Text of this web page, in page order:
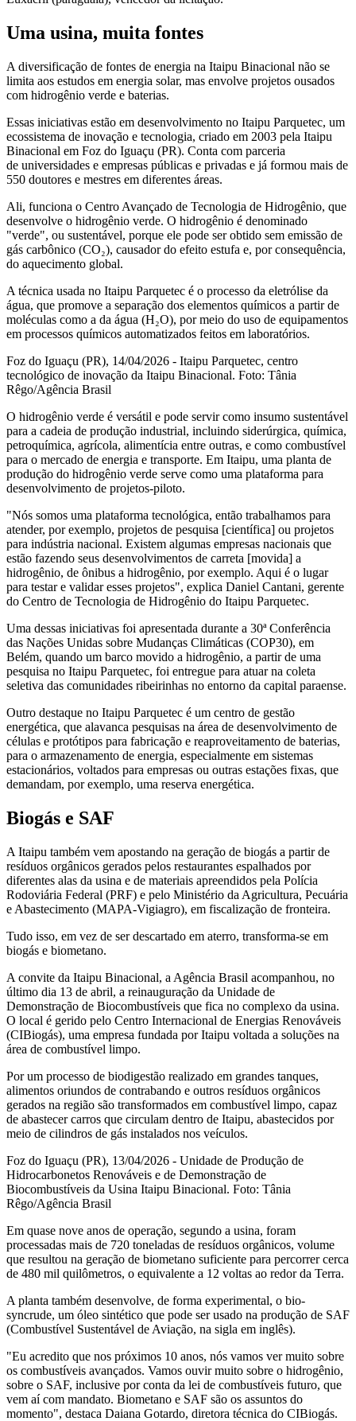
Uma usina, muita fontes
A diversificação de fontes de energia na Itaipu Binacional não se
limita aos estudos em energia solar, mas envolve projetos ousados
com hidrogênio verde e baterias.
Essas iniciativas estão em desenvolvimento no Itaipu Parquetec, um
ecossistema de inovação e tecnologia, criado em 2003 pela Itaipu
Binacional em Foz do Iguaçu (PR). Conta com parceria
de universidades e empresas públicas e privadas e já formou mais de
550 doutores e mestres em diferentes áreas.
Ali, funciona o Centro Avançado de Tecnologia de Hidrogênio, que
desenvolve o hidrogênio verde. O hidrogênio é denominado
"verde", ou sustentável, porque ele pode ser obtido sem emissão de
gás carbônico (CO₂), causador do efeito estufa e, por consequência,
do aquecimento global.
A técnica usada no Itaipu Parquetec é o processo da eletrólise da
água, que promove a separação dos elementos químicos a partir de
moléculas como a da água (H₂O), por meio do uso de equipamentos
em processos químicos automatizados feitos em laboratórios.
Foz do Iguaçu (PR), 14/04/2026 - Itaipu Parquetec, centro
tecnológico de inovação da Itaipu Binacional. Foto: Tânia
Rêgo/Agência Brasil
O hidrogênio verde é versátil e pode servir como insumo sustentável
para a cadeia de produção industrial, incluindo siderúrgica, química,
petroquímica, agrícola, alimentícia entre outras, e como combustível
para o mercado de energia e transporte. Em Itaipu, uma planta de
produção do hidrogênio verde serve como uma plataforma para
desenvolvimento de projetos-piloto.
"Nós somos uma plataforma tecnológica, então trabalhamos para
atender, por exemplo, projetos de pesquisa [científica] ou projetos
para indústria nacional. Existem algumas empresas nacionais que
estão fazendo seus desenvolvimentos de carreta [movida] a
hidrogênio, de ônibus a hidrogênio, por exemplo. Aqui é o lugar
para testar e validar esses projetos", explica Daniel Cantani, gerente
do Centro de Tecnologia de Hidrogênio do Itaipu Parquetec.
Uma dessas iniciativas foi apresentada durante a 30ª Conferência
das Nações Unidas sobre Mudanças Climáticas (COP30), em
Belém, quando um barco movido a hidrogênio, a partir de uma
pesquisa no Itaipu Parquetec, foi entregue para atuar na coleta
seletiva das comunidades ribeirinhas no entorno da capital paraense.
Outro destaque no Itaipu Parquetec é um centro de gestão
energética, que alavanca pesquisas na área de desenvolvimento de
células e protótipos para fabricação e reaproveitamento de baterias,
para o armazenamento de energia, especialmente em sistemas
estacionários, voltados para empresas ou outras estações fixas, que
demandam, por exemplo, uma reserva energética.
Biogás e SAF
A Itaipu também vem apostando na geração de biogás a partir de
resíduos orgânicos gerados pelos restaurantes espalhados por
diferentes alas da usina e de materiais apreendidos pela Polícia
Rodoviária Federal (PRF) e pelo Ministério da Agricultura, Pecuária
e Abastecimento (MAPA-Vigiagro), em fiscalização de fronteira.
Tudo isso, em vez de ser descartado em aterro, transforma-se em
biogás e biometano.
A convite da Itaipu Binacional, a Agência Brasil acompanhou, no
último dia 13 de abril, a reinauguração da Unidade de
Demonstração de Biocombustíveis que fica no complexo da usina.
O local é gerido pelo Centro Internacional de Energias Renováveis
(CIBiogás), uma empresa fundada por Itaipu voltada a soluções na
área de combustível limpo.
Por um processo de biodigestão realizado em grandes tanques,
alimentos oriundos de contrabando e outros resíduos orgânicos
gerados na região são transformados em combustível limpo, capaz
de abastecer carros que circulam dentro de Itaipu, abastecidos por
meio de cilindros de gás instalados nos veículos.
Foz do Iguaçu (PR), 13/04/2026 - Unidade de Produção de
Hidrocarbonetos Renováveis e de Demonstração de
Biocombustíveis da Usina Itaipu Binacional. Foto: Tânia
Rêgo/Agência Brasil
Em quase nove anos de operação, segundo a usina, foram
processadas mais de 720 toneladas de resíduos orgânicos, volume
que resultou na geração de biometano suficiente para percorrer cerca
de 480 mil quilômetros, o equivalente a 12 voltas ao redor da Terra.
A planta também desenvolve, de forma experimental, o bio-
syncrude, um óleo sintético que pode ser usado na produção de SAF
(Combustível Sustentável de Aviação, na sigla em inglês).
"Eu acredito que nos próximos 10 anos, nós vamos ver muito sobre
os combustíveis avançados. Vamos ouvir muito sobre o hidrogênio,
sobre o SAF, inclusive por conta da lei de combustíveis futuro, que
vem aí com mandato. Biometano e SAF são os assuntos do
momento", destaca Daiana Gotardo, diretora técnica do CIBiogás.